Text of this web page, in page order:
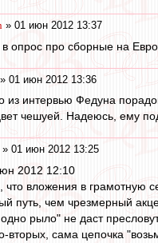
» 01 июн 2012 13:37
в опрос про сборные на
» 01 июн 2012 13:36
из интервью Федуна
чешуей. Надеюсь, ему
» 01 июн 2012 13:25
2012 12:10
что вложения в грамотную
путь, чем чрезмерный
рыло" не даст
вторых, сама цепочка